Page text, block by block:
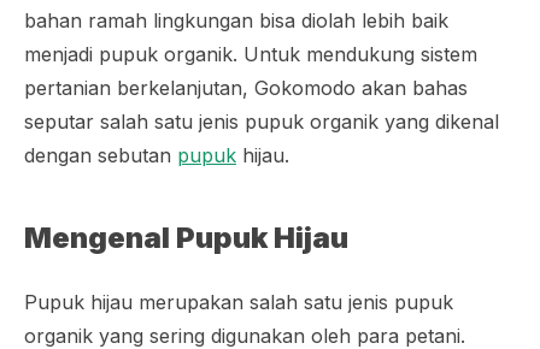
bahan ramah lingkungan bisa diolah lebih baik
menjadi pupuk organik. Untuk mendukung sistem
pertanian berkelanjutan, Gokomodo akan bahas
seputar salah satu jenis pupuk organik yang dikenal
dengan sebutan pupuk hijau.
Mengenal Pupuk Hijau
Pupuk hijau merupakan salah satu jenis pupuk
organik yang sering digunakan oleh para petani.